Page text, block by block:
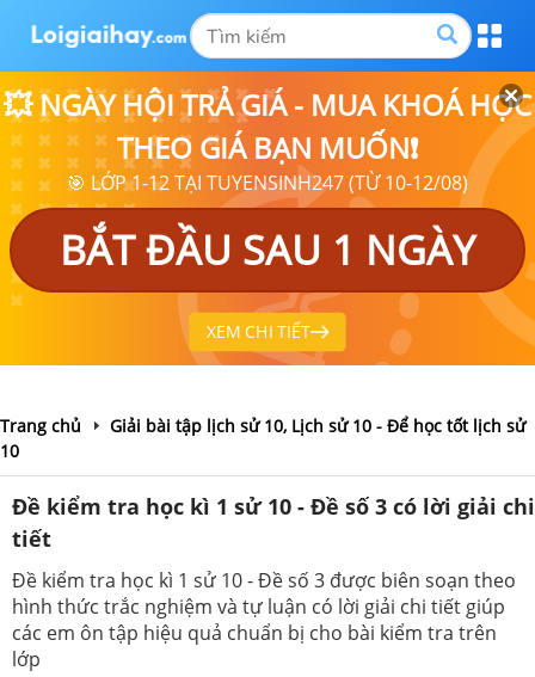
💥 NGÀY HỘI TRẢ GIÁ - MUA KHOÁ HỌC
THEO GIÁ BẠN MUỐN❗
🎯 LỚP 1-12 TẠI TUYENSINH247 (TỪ 10-12/08)
BẮT ĐẦU SAU 1 NGÀY
XEM CHI TIẾT
Trang chủ
Giải bài tập lịch sử 10, Lịch sử 10 - Để học tốt lịch sử
10
Đề kiểm tra học kì 1 sử 10 - Đề số 3 có lời giải chi
tiết
Đề kiểm tra học kì 1 sử 10 - Đề số 3 được biên soạn theo
hình thức trắc nghiệm và tự luận có lời giải chi tiết giúp
các em ôn tập hiệu quả chuẩn bị cho bài kiểm tra trên
lớp